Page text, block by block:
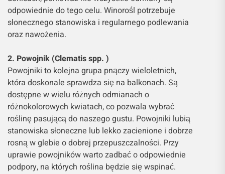
odpowiednie do tego celu. Winorośl potrzebuje
słonecznego stanowiska i regularnego podlewania
oraz nawożenia.
2. Powojnik (Clematis spp. )
Powojniki to kolejna grupa pnączy wieloletnich,
która doskonale sprawdza się na balkonach. Są
dostępne w wielu różnych odmianach o
różnokolorowych kwiatach, co pozwala wybrać
roślinę pasującą do naszego gustu. Powojniki lubią
stanowiska słoneczne lub lekko zacienione i dobrze
rosną w glebie o dobrej przepuszczalności. Przy
uprawie powojników warto zadbać o odpowiednie
podpory, na których roślina będzie się wspinać.